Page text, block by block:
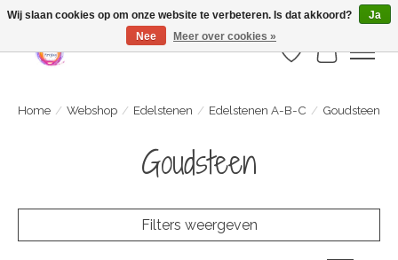
Webshop is geopend maar nog onder constructie | let op: Verzenden vanaf 29
juli
Verlanglijst
Home / Webshop / Edelstenen / Edelstenen A-B-C / Goudsteen
Goudsteen
Filters weergeven
Wij slaan cookies op om onze website te verbeteren. Is dat akkoord?
Ja
Nee
Meer over cookies »